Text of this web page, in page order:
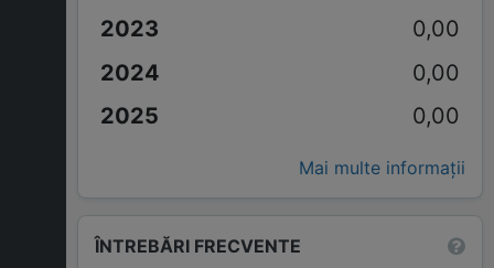
0,00
0,00
0,00
Mai multe informații
ÎNTREBĂRI FRECVENTE